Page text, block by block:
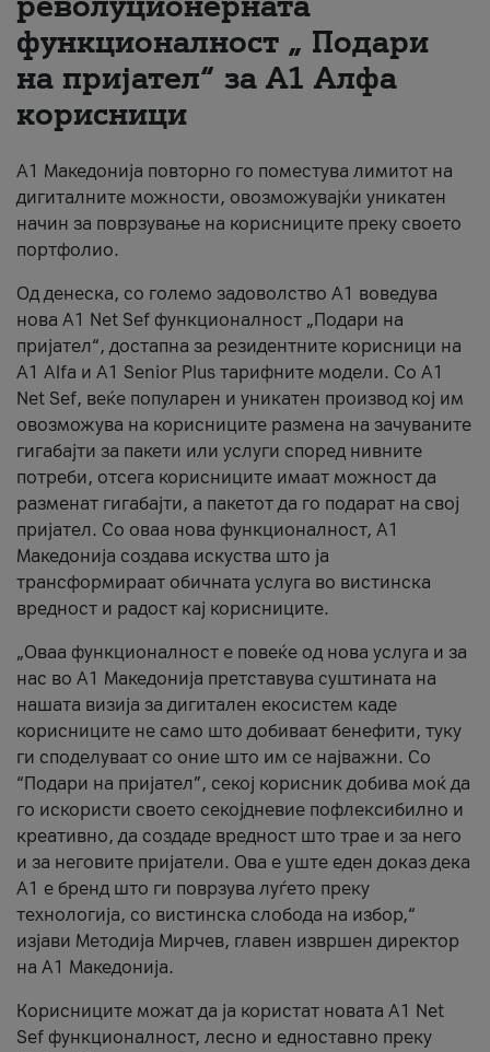
За нас
#ПодобарОнлајн
функционалност „ Подари
на пријател“ за А1 Алфа
корисници
А1 Македонија повторно го поместува лимитот на
дигиталните можности, овозможувајќи уникатен
начин за поврзување на корисниците преку своето
портфолио.
Од денеска, со големо задоволство А1 воведува
нова A1 Net Sef функционалност „Подари на
пријател“, достапна за резидентните корисници на
А1 Alfa и A1 Senior Plus тарифните модели. Со A1
Net Sef, веќе популарен и уникатен производ кој им
овозможува на корисниците размена на зачуваните
гигабајти за пакети или услуги според нивните
потреби, отсега корисниците имаат можност да
разменат гигабајти, а пакетот да го подарат на свој
пријател. Со оваа нова функционалност, А1
Македонија создава искуства што ја
трансформираат обичната услуга во вистинска
вредност и радост кај корисниците.
„Оваа функционалност е повеќе од нова услуга и за
нас во А1 Македонија претставува суштината на
нашата визија за дигитален екосистем каде
корисниците не само што добиваат бенефити, туку
ги споделуваат со оние што им се најважни. Со
“Подари на пријател”, секој корисник добива моќ да
го искористи своето секојдневие пофлексибилно и
креативно, да создаде вредност што трае и за него
и за неговите пријатели. Ова е уште еден доказ дека
А1 е бренд што ги поврзува луѓето преку
технологија, со вистинска слобода на избор,“
изјави Методија Мирчев, главен извршен директор
на А1 Македонија.
Корисниците можат да ја користат новата А1 Net
Sef функционалност, лесно и едноставно преку